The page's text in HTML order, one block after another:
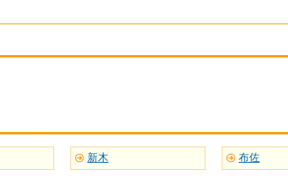
新木 布佐